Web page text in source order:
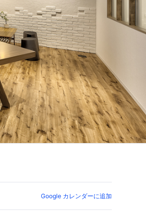
Google カレンダーに追加